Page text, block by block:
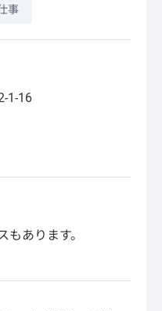
事
1-16
あります。